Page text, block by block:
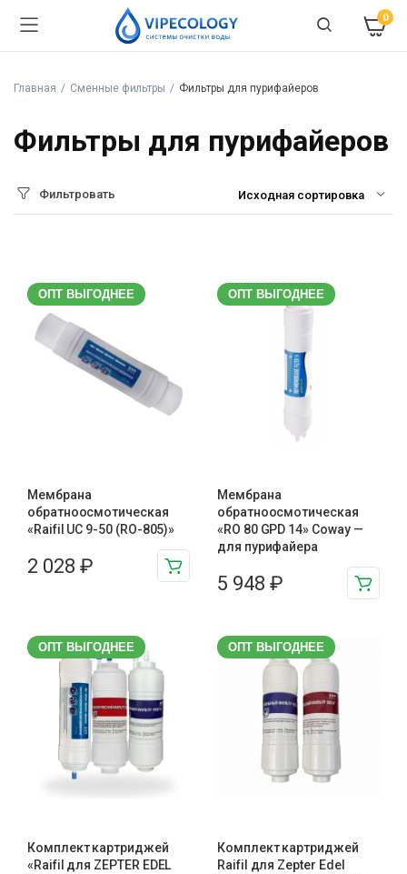
0
Главная Сменные фильтры Фильтры для пурифайеров
Фильтры для пурифайеров
Фильтровать
ОПТ ВЫГОДНЕЕ
Мембрана
обратноосмотическая
«Raifil UC 9-50 (RO-805)»
2 028 ₽
ОПТ ВЫГОДНЕЕ
Мембрана
обратноосмотическая
«RO 80 GPD 14» Coway —
для пурифайера
5 948 ₽
ОПТ ВЫГОДНЕЕ
Комплект картриджей
«Raifil для ZEPTER EDEL
ОПТ ВЫГОДНЕЕ
Комплект картриджей
Raifil для Zepter Edel